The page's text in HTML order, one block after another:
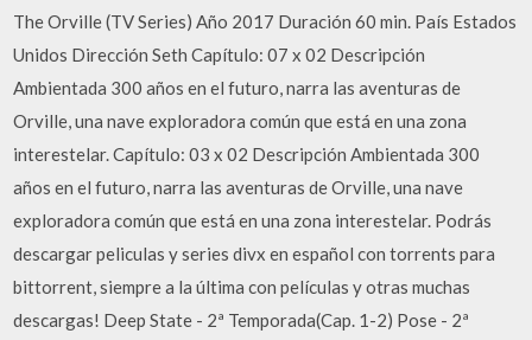
The Orville (TV Series) Año 2017 Duración 60 min. País Estados
Unidos Dirección Seth Capítulo: 07 x 02 Descripción
Ambientada 300 años en el futuro, narra las aventuras de
Orville, una nave exploradora común que está en una zona
interestelar. Capítulo: 03 x 02 Descripción Ambientada 300
años en el futuro, narra las aventuras de Orville, una nave
exploradora común que está en una zona interestelar. Podrás
descargar peliculas y series divx en español con torrents para
bittorrent, siempre a la última con películas y otras muchas
descargas! Deep State - 2ª Temporada(Cap. 1-2) Pose - 2ª